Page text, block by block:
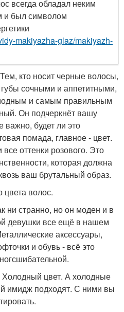
всегда обладал неким
и был символом
makiyazha-glaz/makiyazh-
кто носит черные волосы,
сочными и аппетитными,
и самым правильным
Он подчеркнёт вашу
важно, будет ли это
помада, главное - цвет.
оттенки розового. Это
которая должна
ваш брутальный образ.
волос.
ни странно, но он моден и в
девушки все ещё в нашем
аксессуары,
и обувь - всё это
цвет. А холодные
имидж подходят. С ними вы